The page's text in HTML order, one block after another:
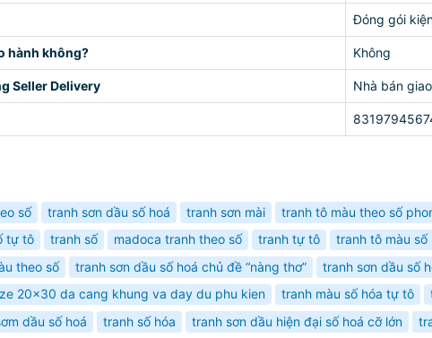
Đóng gói
hành không? Không
Seller Delivery Nhà bán
số tranh sơn dầu số hoá tranh sơn mài tranh tô màu theo số
tự tô
tranh số madoca tranh theo số tranh tự tô tranh tô màu số
theo số tranh sơn dầu số hoá chủ đề “nàng thơ” tranh sơn dầu số
20x30 da cang khung va day du phu kien
tranh màu số hóa tự tô
dầu số hoá tranh số hóa tranh sơn dầu hiện đại số hoá cỡ lớn